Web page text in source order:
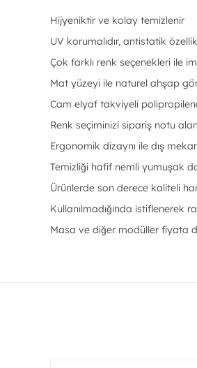
Hijyeniktir ve kolay temizlenir
UV korumalıdır, antistatik
Çok farklı renk seçenekleri ile
Mat yüzeyi ile naturel ahşap
Cam elyaf takviyeli
Renk seçiminizi sipariş notu
Ergonomik dizaynı ile dış
Temizliği hafif nemli yumuşak
Ürünlerde son derece kaliteli
Kullanılmadığında
Masa ve diğer modüller fiyata